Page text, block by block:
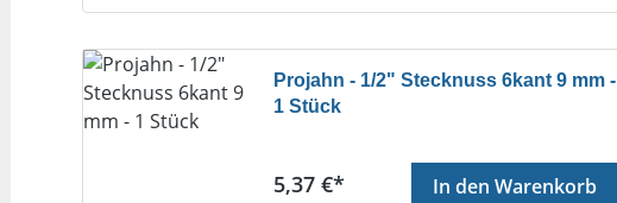
Projahn - 1/2" Stecknuss 6kant 9 mm -
1 Stück
Regulärer Preis:
5,37 €* In den Warenkorb